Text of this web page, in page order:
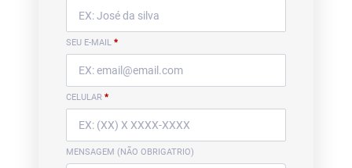
SEU E-MAIL *
CELULAR *
MENSAGEM (NÃO OBRIGATRIO)